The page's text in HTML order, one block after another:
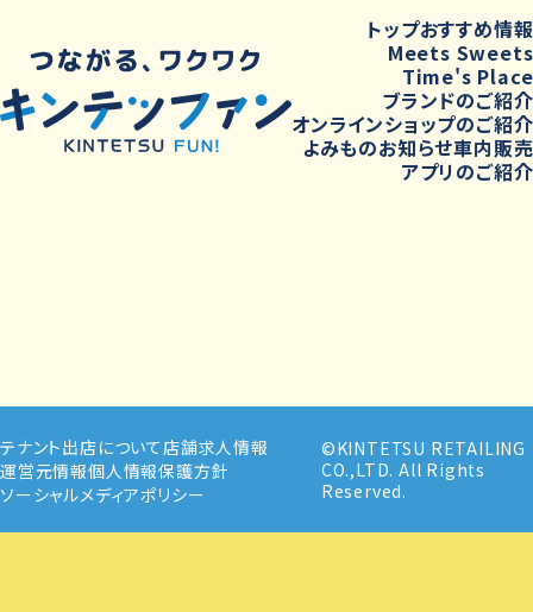
トップおすすめ情報
Meets Sweets
Time's Place
ブランドのご紹介
オンラインショップのご紹介
よみものお知らせ車内販売
アプリのご紹介
テナント出店について店舗求人情報
運営元情報個人情報保護方針
ソーシャルメディアポリシー
©KINTETSU RETAILING
CO.,LTD. All Rights
Reserved.